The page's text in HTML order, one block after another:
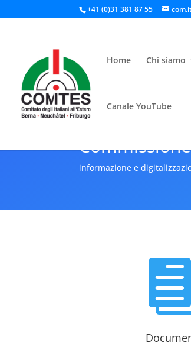
+41 (0)31 381 87 55
Home Chi siamo
Canale YouTube
informazione e